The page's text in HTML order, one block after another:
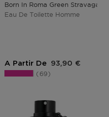
Born In Roma Green
Eau De Toilette Homme
A Partir De Prix du produit
93,90 €
69